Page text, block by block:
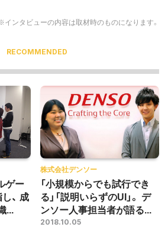
インタビューの内容は取材時のものになります。
RECOMMENDED
ゲー
、 成
...
株式会社デンソー
「小規模からでも試行でき
る」「説明いらずのUI」。 デ
ンソー人事担当者が語る...
2018.10.05